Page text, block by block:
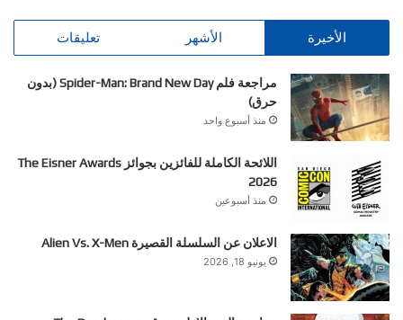
الأخيرة الأشهر تعليقات
مراجعة فلم Spider-Man: Brand New Day (بدون
حرق)
منذ أسبوع واحد
اللائحة الكاملة للفائزين بجوائز The Eisner Awards
2026
منذ أسبوعين
الاعلان عن السلسلة القصيرة Alien Vs. X-Men
يونيو 18, 2026